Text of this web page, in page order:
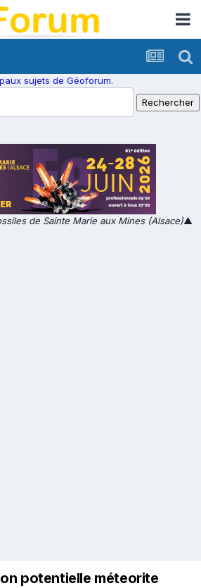
sujets de Géoforum.
de Sainte Marie aux Mines (Alsace)▲
potentielle méteorite